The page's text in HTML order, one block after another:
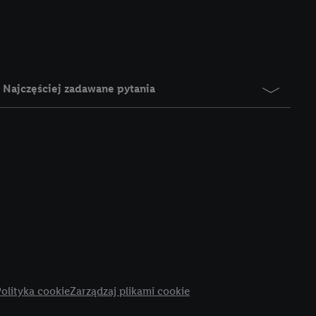
Najczęściej zadawane pytania
cookieZarządzaj plikami cookie
możemy
rozpoznać
W tym celu
adresu IP. Jeśli
użyciu adresu IP i
Zgodę na